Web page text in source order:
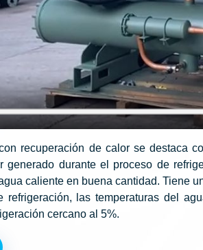
recuperación de calor se destaca
generado durante el proceso de
caliente en buena cantidad. Tiene
refrigeración, las temperaturas del
cercano al 5%.